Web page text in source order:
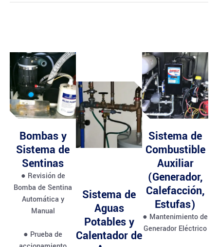
Bombas y
Sistema de
Sentinas
● Revisión de
Bomba de Sentina
Automática y
Manual
● Prueba de
Sistema de
Aguas
Potables y
Calentador de
Sistema de
Combustible
Auxiliar
(Generador,
Calefacción,
Estufas)
● Mantenimiento de
Generador Eléctrico